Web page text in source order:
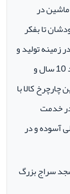
در
تا بفکر
زمینه تولید و
فروش لوازم جانبی و اسپرت خودرو در حدود 10 سال و
کالا با
در خدمت
آسوده و در
سراج بزرگ